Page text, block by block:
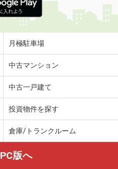
月極駐車場
中古マンション
中古一戸建て
投資物件を探す
倉庫/トランクルーム
PC版へ